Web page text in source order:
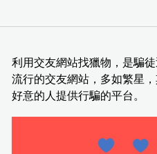
利用交友網站找獵物，是騙
流行的交友網站，多如繁星
好意的人提供行騙的平台。